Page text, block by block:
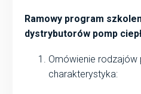
Ramowy program
dystrybutorów pomp
Omówienie rodzajów
charakterystyka: